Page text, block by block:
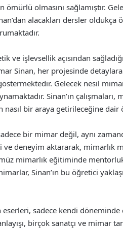
ömürlü olmasını sağlamıştır.
alacakları dersler
ve işlevsellik açısından
Sinan, her projesinde
Gelecek nesil
Sinan’ın
nasıl bir araya getirileceğine dair
bir mimar değil, aynı
deneyim aktararak, mimarlık
mimarlık eğitiminde
Sinan’ın bu öğretici
eserleri, sadece kendi
birçok sanatçı ve mimar